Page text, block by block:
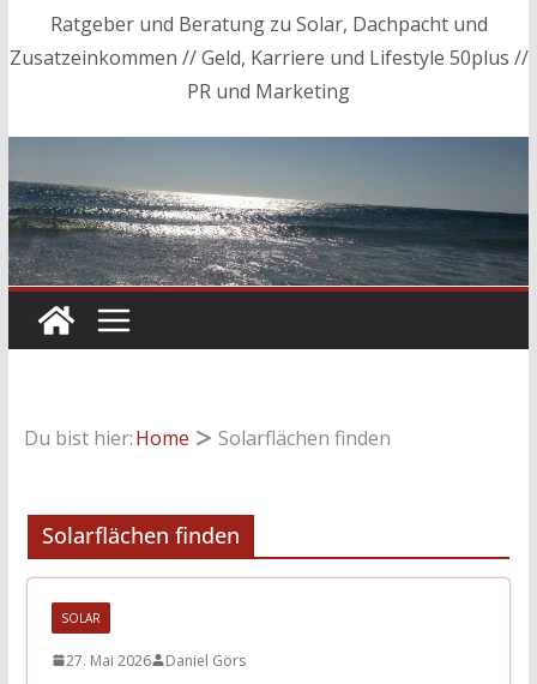
Ratgeber und Beratung zu Solar, Dachpacht und
Zusatzeinkommen // Geld, Karriere und Lifestyle 50plus //
PR und Marketing
Du bist hier:Home Solarflächen finden
Solarflächen finden
SOLAR
27. Mai 2026 Daniel Görs